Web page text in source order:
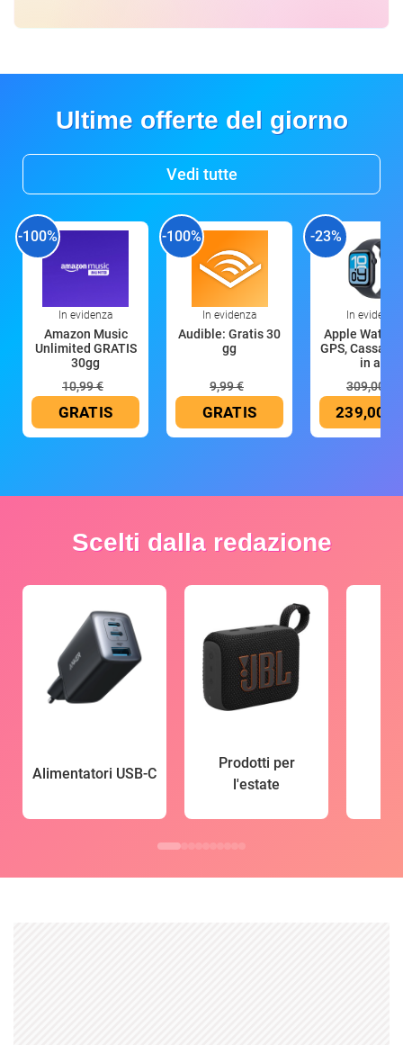
Ultime offerte del giorno
Vedi tutte
-100%
In evidenza
Amazon Music
Unlimited GRATIS
30gg
10,99 €
GRATIS
-100%
In evidenza
Audible: Gratis 30
gg
9,99 €
GRATIS
-23%
In evidenza
Apple Watch
GPS, Cassa
in all
309,00 €
239,00 €
Scelti dalla redazione
Alimentatori USB-C
Prodotti per
l'estate